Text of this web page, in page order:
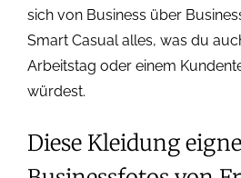
sich von Business über
Smart Casual alles, was du
Arbeitstag oder einem
würdest.
Diese Kleidung